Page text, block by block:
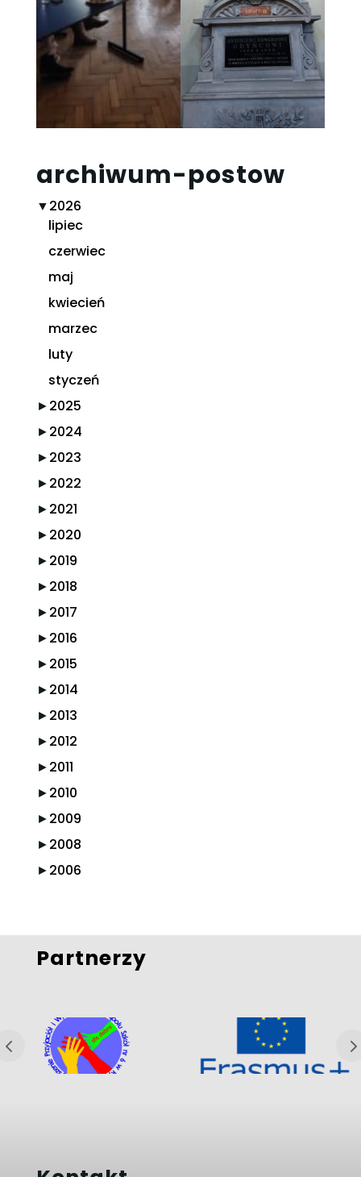
archiwum-postow
▼2026
lipiec
czerwiec
maj
kwiecień
marzec
luty
styczeń
►2025
►2024
►2023
►2022
►2021
►2020
►2019
►2018
►2017
►2016
►2015
►2014
►2013
►2012
►2011
►2010
►2009
►2008
►2006
Partnerzy